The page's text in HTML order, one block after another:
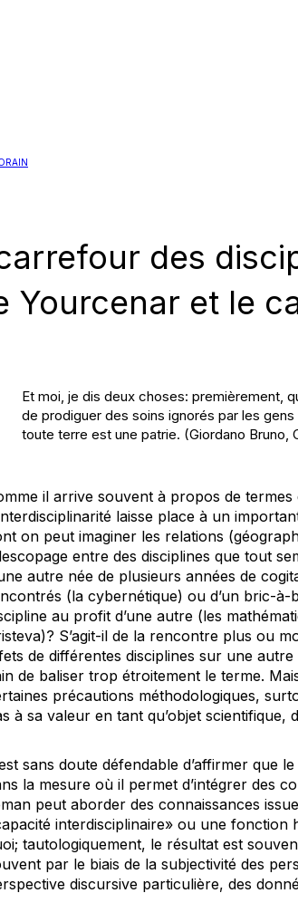
des
Yourcenar et le
Et moi, je dis deux choses: premièrement,
de prodiguer des soins ignorés par les
toute terre est une patrie. (Giordano Bruno,
il arrive souvent à propos de
laisse place à un
on peut imaginer les relations
entre des disciplines que tout
autre née de plusieurs années de
(la cybernétique) ou d’un bric-
au profit d’une autre (les
S’agit-il de la rencontre plus ou
de différentes disciplines sur une
de baliser trop étroitement le terme.
précautions méthodologiques,
à sa valeur en tant qu’objet scientifique,
sans doute défendable d’affirmer que
la mesure où il permet d’intégrer des
peut aborder des connaissances
interdisciplinaire» ou une fonction
tautologiquement, le résultat est
par le biais de la subjectivité des
discursive particulière, des